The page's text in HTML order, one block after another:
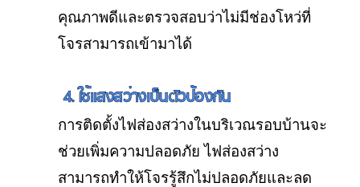
คุณภาพดีและตรวจสอบว่าไม่มีช่องโหว่ที่
โจรสามารถเข้ามาได้
4. ใช้แสงสว่างเป็นตัวป้องกัน
การติดตั้งไฟส่องสว่างในบริเวณรอบบ้านจะ
ช่วยเพิ่มความปลอดภัย ไฟส่องสว่าง
สามารถทำให้โจรรู้สึกไม่ปลอดภัยและลด